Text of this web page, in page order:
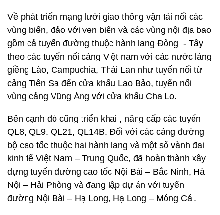
Về phát triển mạng lưới giao thông vận tải nối các
vùng biển, đảo với ven biển và các vùng nội địa bao
gồm cả tuyến đường thuộc hành lang Đông - Tây
theo các tuyến nối cảng Việt nam với các nước láng
giềng Lào, Campuchia, Thái Lan như tuyến nối từ
cảng Tiên Sa đến cửa khẩu Lao Bảo, tuyến nối
vùng cảng Vũng Áng với cửa khẩu Cha Lo.
Bên cạnh đó cũng triển khai , nâng cấp các tuyến
QL8, QL9. QL21, QL14B. Đối với các cảng đường
bộ cao tốc thuộc hai hành lang và một số vành đai
kinh tế Việt Nam – Trung Quốc, đã hoàn thành xây
dựng tuyến đường cao tốc Nội Bài – Bắc Ninh, Hà
Nội – Hải Phòng và đang lập dự án với tuyến
đường Nội Bài – Hạ Long, Hạ Long – Móng Cái.